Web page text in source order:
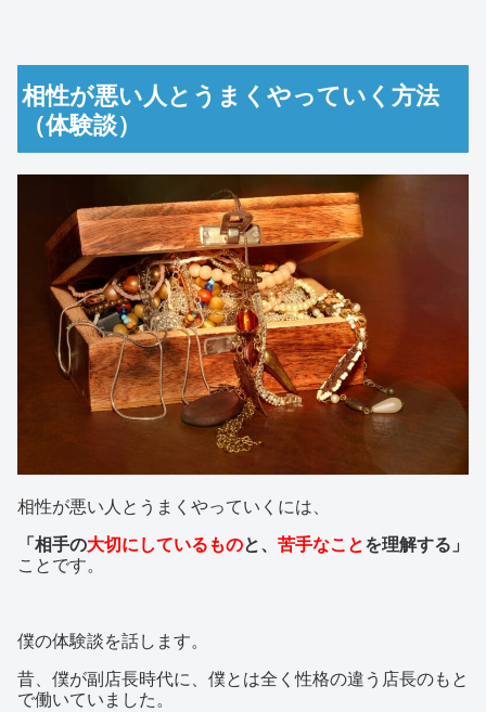
相性が悪い人とうまくやっていく方法
（体験談）
相性が悪い人とうまくやっていくには、
「相手の大切にしているものと、 苦手なことを理解する」
ことです。
僕の体験談を話します。
昔、僕が副店長時代に、僕とは全く性格の違う店長のもと
で働いていました。